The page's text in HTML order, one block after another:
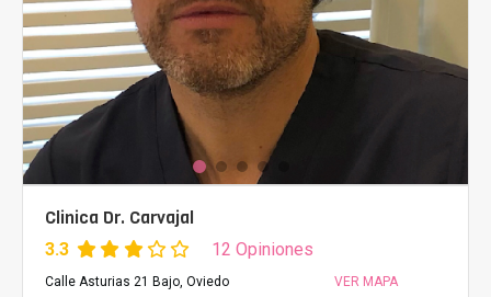
Clinica Dr. Carvajal
3.3 12 Opiniones
Calle Asturias 21 Bajo, Oviedo VER MAPA